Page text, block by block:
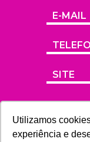
Utilizamos
experiência e